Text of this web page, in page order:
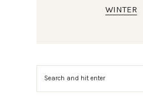
WINTER